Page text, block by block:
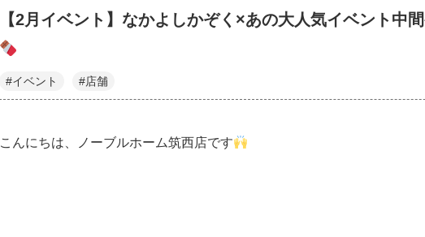
【2月イベント】なかよしかぞく×あの大人気イベント中
#イベント #店舗
こんにちは、ノーブルホーム筑西店です